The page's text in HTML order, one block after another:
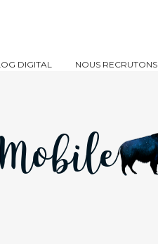
DIGITAL NOUS RECRUTONS